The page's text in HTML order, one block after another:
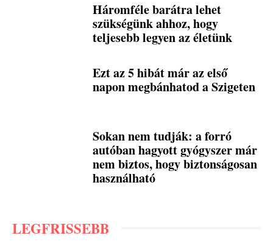
Háromféle barátra lehet
szükségünk ahhoz, hogy
teljesebb legyen az életünk
Ezt az 5 hibát már az első
napon megbánhatod a Szigeten
Sokan nem tudják: a forró
autóban hagyott gyógyszer már
nem biztos, hogy biztonságosan
használható
LEGFRISSEBB